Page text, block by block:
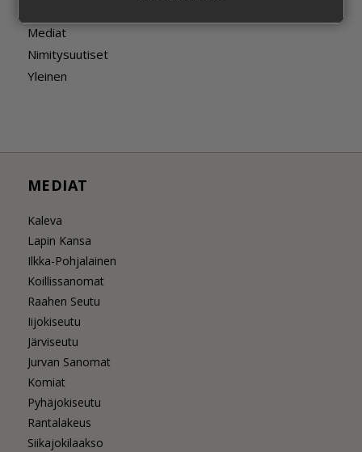
Mediat
Nimitysuutiset
Yleinen
MEDIAT
Kaleva
Lapin Kansa
Ilkka-Pohjalainen
Koillissanomat
Raahen Seutu
Iijokiseutu
Järviseutu
Jurvan Sanomat
Komiat
Pyhäjokiseutu
Rantalakeus
Siikajokilaakso